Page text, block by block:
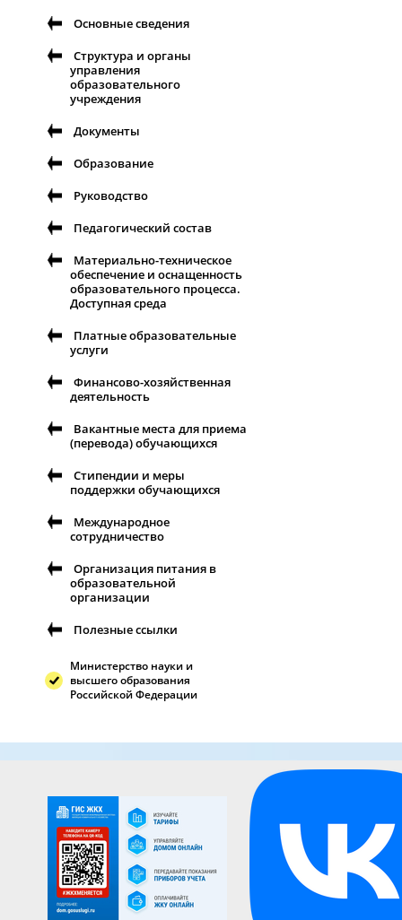
Основные сведения
Структура и органы
управления
образовательного
учреждения
Документы
Образование
Руководство
Педагогический состав
Материально-техническое
обеспечение и оснащенность
образовательного процесса.
Доступная среда
Платные образовательные
услуги
Финансово-хозяйственная
деятельность
Вакантные места для приема
(перевода) обучающихся
Стипендии и меры
поддержки обучающихся
Международное
сотрудничество
Организация питания в
образовательной
организации
Полезные ссылки
Министерство науки и
высшего образования
Российской Федерации